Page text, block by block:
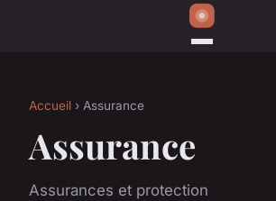
Accueil › Assurance
Assurance
Assurances et protection